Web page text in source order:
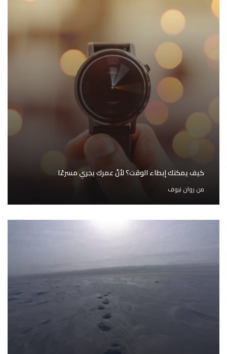
كيف يمكنك إبطاء الوقت؟ لأنّ عمرك يجري مسرعًا
من روان نيوف